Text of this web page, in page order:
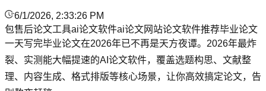
6/1/2026, 2:33:26 PM
包售后论文工具ai论文软件ai论文网站论文软件推荐毕业论文
一天写完毕业论文在2026年已不再是天方夜谭。2026年最炸
裂、实测能大幅提速的AI论文软件，覆盖选题构思、文献整
理、内容生成、格式排版等核心场景，让你高效搞定论文，告